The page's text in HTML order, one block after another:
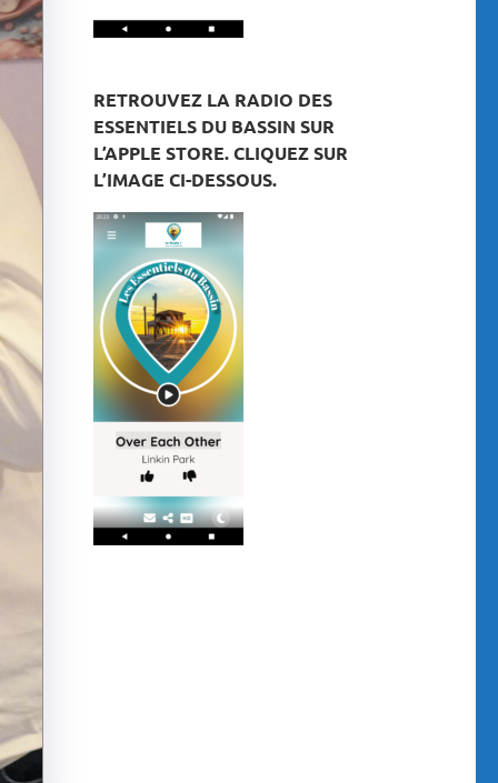
RETROUVEZ LA RADIO DES
ESSENTIELS DU BASSIN SUR
L’APPLE STORE. CLIQUEZ SUR
L’IMAGE CI-DESSOUS.